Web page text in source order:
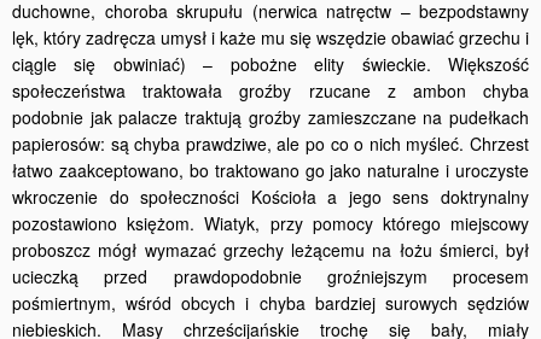
duchowne, choroba skrupułu (nerwica natręctw – bezpodstawny
lęk, który zadręcza umysł i każe mu się wszędzie obawiać grzechu i
ciągle się obwiniać) – pobożne elity świeckie. Większość
społeczeństwa traktowała groźby rzucane z ambon chyba
podobnie jak palacze traktują groźby zamieszczane na pudełkach
papierosów: są chyba prawdziwe, ale po co o nich myśleć. Chrzest
łatwo zaakceptowano, bo traktowano go jako naturalne i uroczyste
wkroczenie do społeczności Kościoła a jego sens doktrynalny
pozostawiono księżom. Wiatyk, przy pomocy którego miejscowy
proboszcz mógł wymazać grzechy leżącemu na łożu śmierci, był
ucieczką przed prawdopodobnie groźniejszym procesem
pośmiertnym, wśród obcych i chyba bardziej surowych sędziów
niebieskich. Masy chrześcijańskie trochę się bały, miały